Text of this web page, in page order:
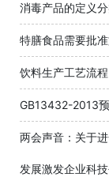
消毒产品的定义
特膳食品需要批
饮料生产工艺流程
GB13432-2013
两会声音：关于
发展激发企业科